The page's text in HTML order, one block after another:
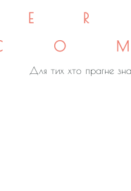
Для тих хто прагне